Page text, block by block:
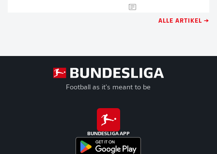
ALLE ARTIKEL →
Football as it's meant to be
BUNDESLIGA APP